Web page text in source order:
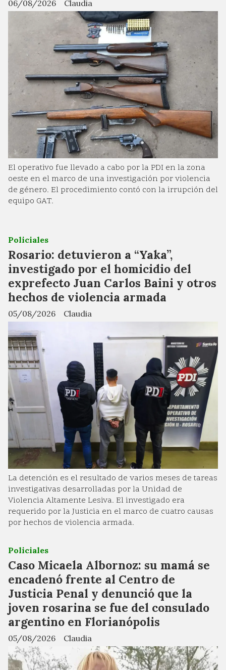
Claudia
06/08/2026
El operativo fue llevado a cabo por la PDI en la zona
oeste en el marco de una investigación por violencia
de género. El procedimiento contó con la irrupción del
equipo GAT.
Rosario: detuvieron a “Yaka”,
investigado por el homicidio del
exprefecto Juan Carlos Baini y otros
hechos de violencia armada
Claudia
Policiales
05/08/2026
La detención es el resultado de varios meses de tareas
investigativas desarrolladas por la Unidad de
Violencia Altamente Lesiva. El investigado era
requerido por la Justicia en el marco de cuatro causas
por hechos de violencia armada.
Caso Micaela Albornoz: su mamá se
encadenó frente al Centro de
Justicia Penal y denunció que la
joven rosarina se fue del consulado
argentino en Florianópolis
Claudia
Policiales
05/08/2026